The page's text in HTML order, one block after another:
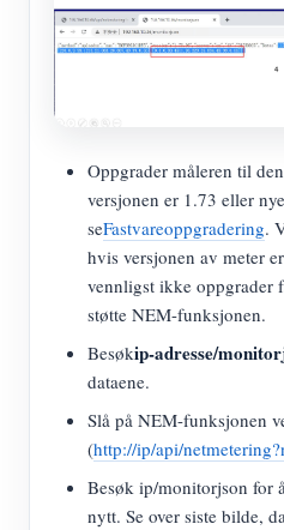
Oppgrader måleren til
versjonen er 1.73 eller
seFastvareoppgradering.
hvis versjonen av meter
vennligst ikke oppgrader
støtte NEM-funksjonen.
Besøkip-adresse/
dataene.
Slå på NEM-funksjonen
(http://ip/api/
Besøk ip/monitorjson for
nytt. Se over siste bilde,